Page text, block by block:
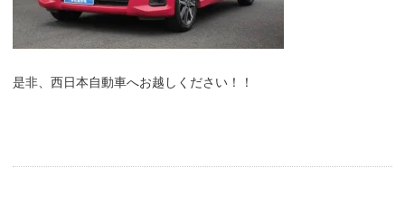
是非、西日本自動車へお越しください！！